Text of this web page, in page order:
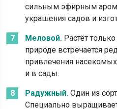
сильным эфирным
украшения садов и
Меловой. Растёт
природе встречается
привлечения
и в сады.
Радужный. Один из
Специально